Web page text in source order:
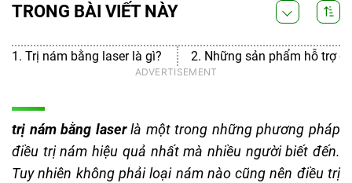
trị nám bằng laserlà một trong những phương pháp
điều trị nám hiệu quả nhất mà nhiều người biết đến.
Tuy nhiên không phải loại nám nào cũng nên điều trị
TRONG BÀI VIẾT NÀY
1. Trị nám bằng laser là gì? 2. Những sản phẩm hỗ trợ